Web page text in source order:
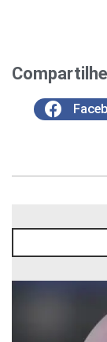
Compartilhe